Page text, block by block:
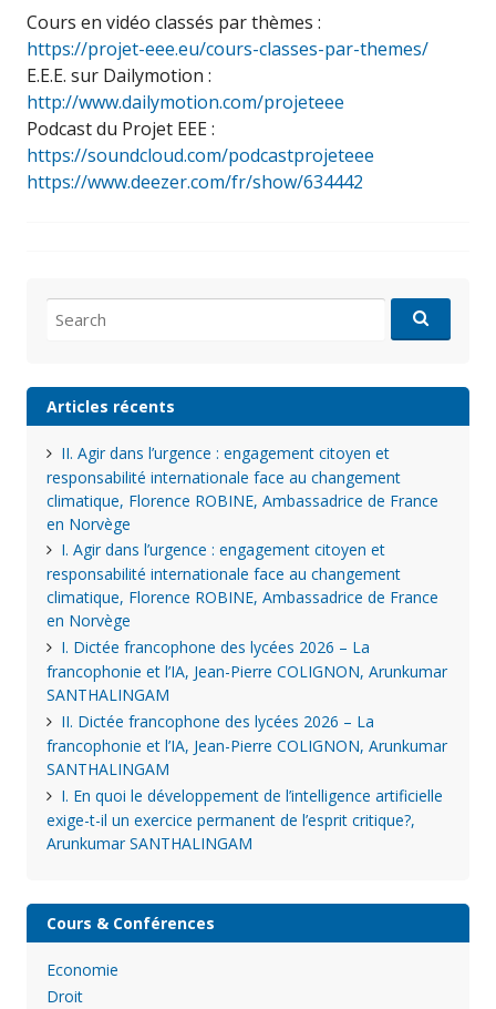
Cours en vidéo classés par thèmes :
https://projet-eee.eu/cours-classes-par-themes/
E.E.E. sur Dailymotion :
http://www.dailymotion.com/projeteee
Podcast du Projet EEE :
https://soundcloud.com/podcastprojeteee
https://www.deezer.com/fr/show/634442
for:
Articles récents
II. Agir dans l’urgence : engagement citoyen et
responsabilité internationale face au changement
climatique, Florence ROBINE, Ambassadrice de France
en Norvège
I. Agir dans l’urgence : engagement citoyen et
responsabilité internationale face au changement
climatique, Florence ROBINE, Ambassadrice de France
en Norvège
I. Dictée francophone des lycées 2026 – La
francophonie et l’IA, Jean-Pierre COLIGNON, Arunkumar
SANTHALINGAM
II. Dictée francophone des lycées 2026 – La
francophonie et l’IA, Jean-Pierre COLIGNON, Arunkumar
SANTHALINGAM
I. En quoi le développement de l’intelligence artificielle
exige-t-il un exercice permanent de l’esprit critique?,
Arunkumar SANTHALINGAM
Cours & Conférences
Economie
Droit